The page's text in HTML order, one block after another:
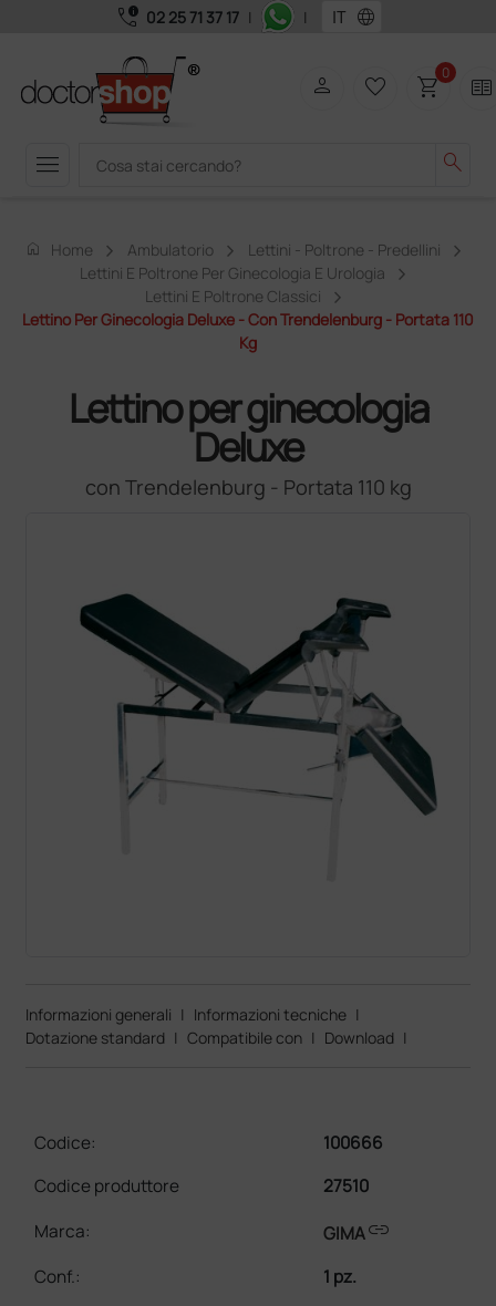
call_quality 02 25 71 37 17 | | language
menu search
person favorite_border shopping_cart0 two_pager
home Home Ambulatorio
Lettini - Poltrone - Predellini
Lettini E Poltrone Per Ginecologia E Urologia
Lettini E Poltrone Classici
Lettino Per Ginecologia Deluxe - Con Trendelenburg - Portata 110
Kg
Lettino per ginecologia
Deluxe
con Trendelenburg - Portata 110 kg
Informazioni generali | Informazioni tecniche |
Dotazione standard | Compatibile con | Download |
Codice:
100666
Codice produttore
27510
Marca:
GIMAlink
Conf.:
1 pz.